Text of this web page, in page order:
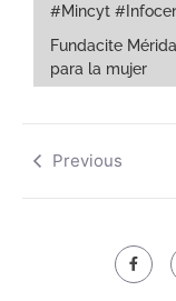
#Mincyt
Fundacite
para la mujer
Previous